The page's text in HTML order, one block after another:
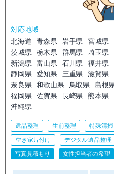
対応地域
北海道
青森県 岩手県 宮城県
茨城県
栃木県 群馬県 埼玉県
新潟県
富山県 石川県 福井県
静岡県
愛知県 三重県 滋賀県
奈良県
和歌山県 鳥取県 島根
福岡県
佐賀県 長崎県 熊本県
沖縄県
遺品整理 生前整理 特殊清掃
空き家片付け デジタル遺品整理
写真見積もり
女性担当者の希望